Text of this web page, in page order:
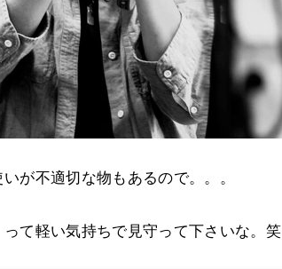
が不適切な物もあるので。。。
って軽い気持ちで見守って下さいな。笑